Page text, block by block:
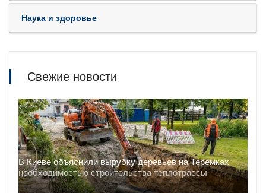
Наука и здоровье
Свежие новости
В Киеве объяснили вырубку деревьев на Теремках
необходимостью строительства теплотрассы